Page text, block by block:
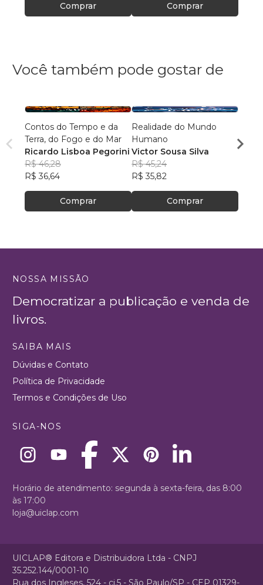
Comprar Comprar
Você também pode gostar de
Contos do Tempo e da
Terra, do Fogo e do Mar
Ricardo Lisboa Pegorini
R$ 46,28
R$ 36,64
Comprar
Realidade do Mundo
Humano
Victor Sousa Silva
R$ 45,24
R$ 35,82
Comprar
NOSSA MISSÃO
Democratizar a publicação e venda de
livros.
SAIBA MAIS
Dúvidas e Contato
Política de Privacidade
Termos e Condições de Uso
SIGA-NOS
Horário de atendimento: segunda à sexta-feira, das 8:00
às 17:00
loja@uiclap.com
UICLAP® Editora e Distribuidora Ltda - CNPJ
35.252.144/0001-10
Rua dos Ingleses, 524 - cj.5 - São Paulo/SP - CEP 01329-